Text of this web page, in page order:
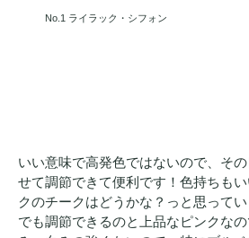
No.1 ライラック・シフォン
いい意味で高発色ではないので、そ
せて調節できて便利です！色持ちも
クのチークはどうかな？っと思って
でも調節できるのと上品なピンクな